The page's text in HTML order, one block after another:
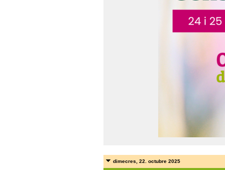
dimecres, 22. octubre 2025